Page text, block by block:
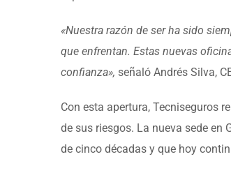
«Nuestra razón de ser ha sido
que enfrentan. Estas nuevas
confianza», señaló Andrés Silva,
Con esta apertura, Tecniseguros
de sus riesgos. La nueva sede
de cinco décadas y que hoy